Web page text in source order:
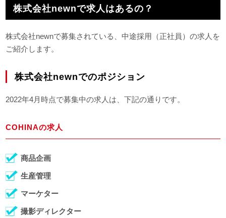
株式会社newnで求人はあるの？
株式会社newnで募集されている、中途採用（正社員）の求人を
ご紹介します。
株式会社newnでのポジション
2022年4月時点で募集中の求人は、下記の通りです。
COHINAの求人
商品企画
生産管理
マーケター
撮影ディレクター